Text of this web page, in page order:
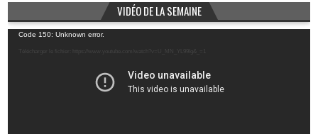
VIDÉO DE LA SEMAINE
Lecteur
vidéo
Code 150: Unknown error.
Télécharger le fichier: https://www.youtube.com/watch?v=U_MN_YL99Ig&_=1